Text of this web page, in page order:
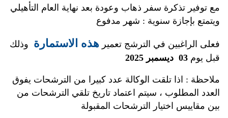
مع توفير تذكرة سفر ذهاب وعودة بعد نهاية العام التأهيلي
ويتمتع بإجازة سنوية : شهر مدفوع
فعلى الراغبين في الترشج تعمير هذه الاستمارة وذلك
قبل يوم 03 ديسمبر 2025
ملاحظة : اذا تلقت الوكالة عدد كبيرا من الترشحات يفوق
العدد المطلوب ، سيتم اعتماد تاريخ تلقي الترشحات من
بين مقاييس اختيار الترشحات المقبولة